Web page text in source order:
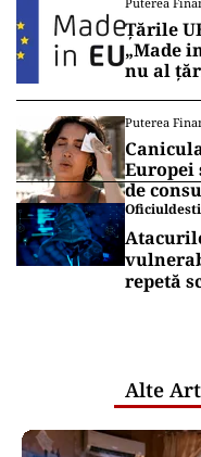
Țările
„Made
nu al
Puterea
Europei
de
repetă
Alte